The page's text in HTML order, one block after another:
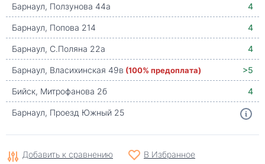
Барнаул, Ползунова 44а
4
Барнаул, Попова 214
4
Барнаул, С.Поляна 22а
4
Барнаул, Власихинская 49в (100% предоплата)
>5
Бийск, Митрофанова 2б
4
Барнаул, Проезд Южный 25
Добавить к сравнению В Избранное